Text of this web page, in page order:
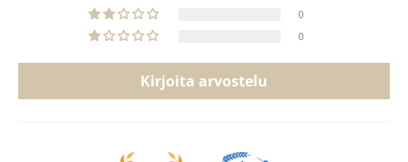
0
0
Kirjoita arvostelu